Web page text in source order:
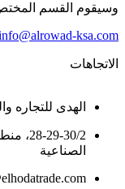
وسيقوم القسم
ksa.com
الاتجاهات
الهدى للتجاره
28-29-
الصناعية